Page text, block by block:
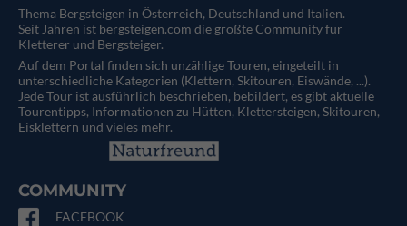
Thema Bergsteigen in Österreich, Deutschland und Italien.
Seit Jahren ist bergsteigen.com die größte Community für
Kletterer und Bergsteiger.
Auf dem Portal finden sich unzählige Touren, eingeteilt in
unterschiedliche Kategorien (Klettern, Skitouren, Eiswände, ...).
Jede Tour ist ausführlich beschrieben, bebildert, es gibt aktuelle
Tourentipps, Informationen zu Hütten, Klettersteigen, Skitouren,
Eisklettern und vieles mehr.
COMMUNITY
FACEBOOK